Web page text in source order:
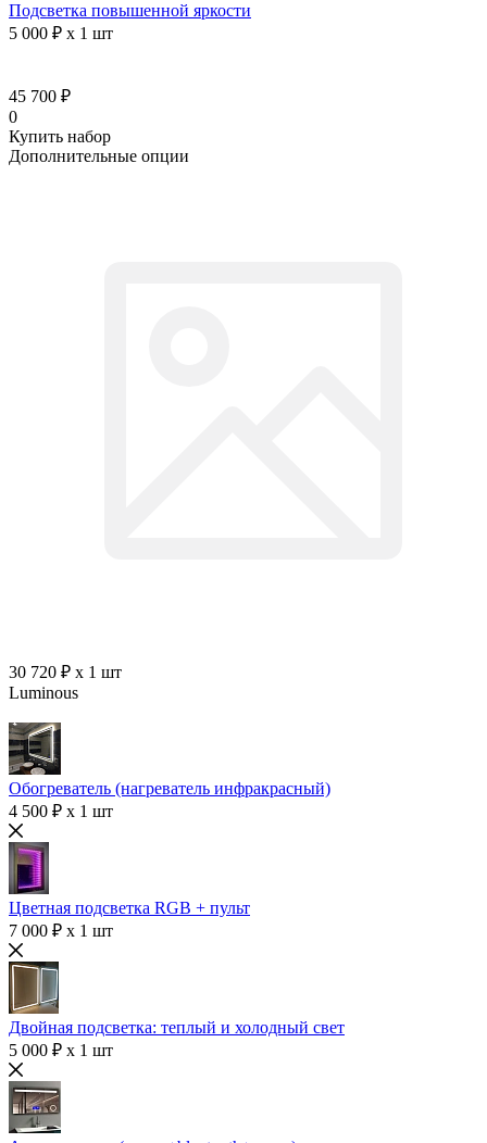
Подсветка повышенной яркости
5 000 ₽ x 1 шт
45 700 ₽
0
Купить набор
Дополнительные опции
30 720 ₽ x 1 шт
Luminous
Обогреватель (нагреватель инфракрасный)
4 500 ₽ x 1 шт
Цветная подсветка RGB + пульт
7 000 ₽ x 1 шт
Двойная подсветка: теплый и холодный свет
5 000 ₽ x 1 шт